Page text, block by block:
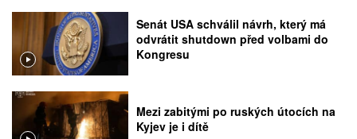
Senát USA schválil návrh, který má
odvrátit shutdown před volbami do
Kongresu
Mezi zabitými po ruských útocích na
Kyjev je i dítě